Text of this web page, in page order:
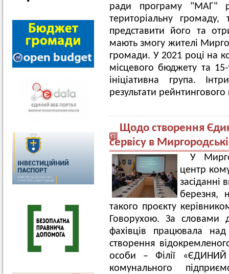
ради програму "МАГ"
територіальну громаду,
представити його та
мають змогу жителі
громади. У 2021 році на
місцевого бюджету та 15-
ініціативна група.
результати
Щодо створення
сервісу в
У
центр
засіданні
березня,
такого проєкту
Говорухою. За словами
фахівців працювала над
створення
особи – Філії
комунального